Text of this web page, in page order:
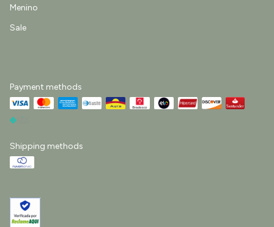
Menino
Sale
Payment methods
Shipping methods